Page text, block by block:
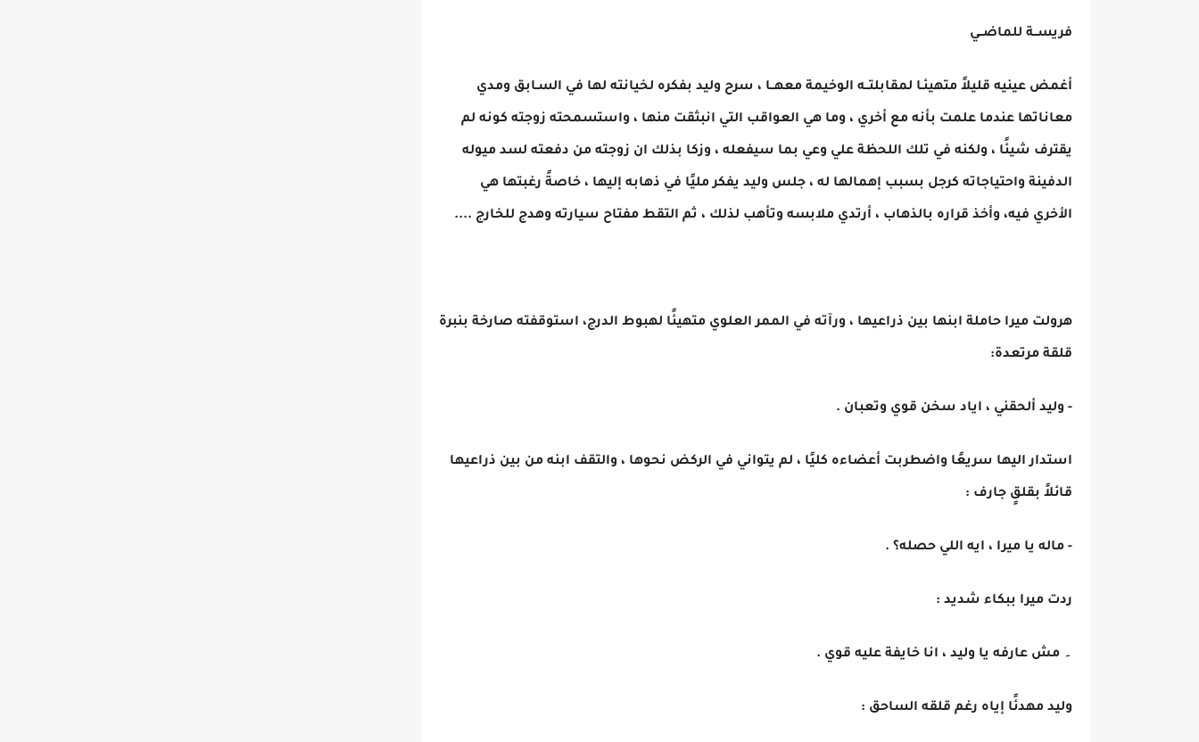
فريســة للماضــي
أغمض عينيه قليلاً متهيئـا لمقابلتــه الوخيمة معهــا ، سرح وليد بفكره لخيانته لها في السـابق ومدي
معاناتها عندما علمت بأنه مع أخري ، وما هي العواقب التي انبثقت منها ، واستسمحته زوجته كونه لم
يقترف شيئًا ، ولكنه في تلك اللحظة علي وعي بما سيفعله ، وزكا بذلك ان زوجته من دفعته لسد ميوله
الدفينة واحتياجاته كرجل بسبب إهمالها له ، جلس وليد يفكر مليًا في ذهابه إليها ، خاصةً رغبتها هي
الأخري فيه، وأخذ قراره بالذهاب ، أرتدي ملابسه وتأهب لذلك ، ثم التقط مفتاح سيارته وهدج للخارج ....
هرولت ميرا حاملة ابنها بين ذراعيها ، ورآته في الممر العلوي متهيئًا لهبوط الدرج، استوقفته صارخة بنبرة
قلقة مرتعدة:
- وليد ألحقني ، اياد سخن قوي وتعبان .
استدار اليها سريعًا واضطربت أعضاءه كليًا ، لم يتواني في الركض نحوها ، والتقف ابنه من بين ذراعيها
قائلاً بقلقٍ جارف :
- ماله يا ميرا ، ايه اللي حصله؟ .
ردت ميرا ببكاء شديد :
۔ مش عارفه يا وليد ، انا خايفة عليه قوي .
وليد مهدئًا إياه رغم قلقه الساحق :